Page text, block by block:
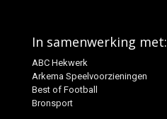
In samenwerking met:
ABC Hekwerk
Arkema Speelvoorzieningen
Best of Football
Bronsport